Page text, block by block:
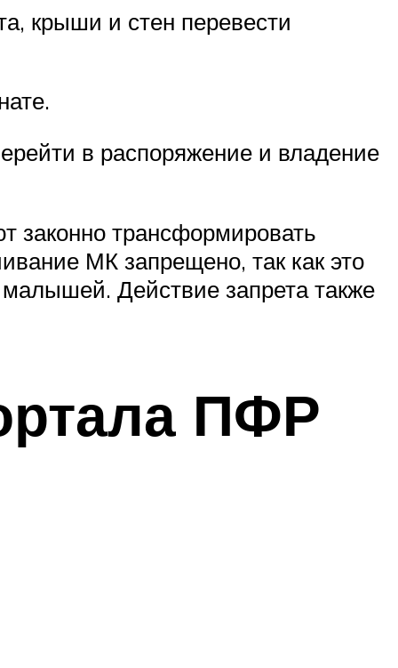
крыши и стен перевести
в распоряжение и владение
законно трансформировать
МК запрещено, так как это
Действие запрета также
ПФР